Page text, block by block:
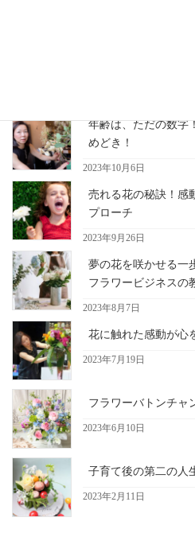
年齢は、ただの数字
めどき！
2023年10月6日
売れる花の秘訣！感
プローチ
2023年9月26日
夢の花を咲かせる一
フラワービジネスの
2023年8月7日
花に触れた感動が心
2023年7月19日
フラワーバトンチャ
2023年6月10日
子育て後の第二の人
2023年2月11日